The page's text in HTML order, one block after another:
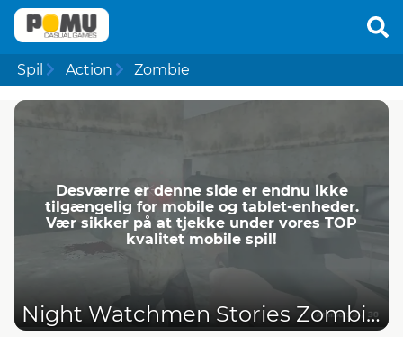
Spil Action Zombie
Desværre er denne side er endnu ikke
tilgængelig for mobile og tablet-enheder.
Vær sikker på at tjekke under vores TOP
kvalitet mobile spil!
Night Watchmen Stories Zombie Hospital